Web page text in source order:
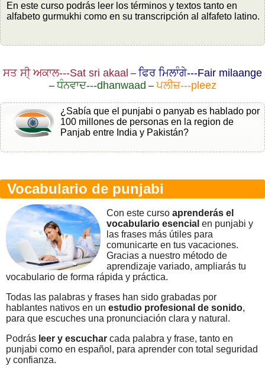
En este curso podrás leer los términos y textos tanto en
alfabeto gurmukhi como en su transcripción al alfafeto latino.
ਸਤ ਸੀ੍ ਅਕਾਲ---Sat sri akaal – ਫਿਰ ਮਿਲਾੰਗੇ---Fair milaange
–ਧੰਨਵਾਦ---dhanwaad –ਪਲੀਜ਼---pleez
¿Sabía que el punjabi o panyab es hablado por
100 millones de personas en la region de
Panjab entre India y Pakistán?
Vocabulario de punjabi
Con este curso aprenderás el
vocabulario esencial en punjabi y
las frases más útiles para
comunicarte en tus vacaciones.
Gracias a nuestro método de
aprendizaje variado, ampliarás tu
vocabulario de forma rápida y práctica.
Todas las palabras y frases han sido grabadas por
hablantes nativos en un estudio profesional de sonido,
para que escuches una pronunciación clara y natural.
Podrás leer y escuchar cada palabra y frase, tanto en
punjabi como en español, para aprender con total seguridad
y confianza.